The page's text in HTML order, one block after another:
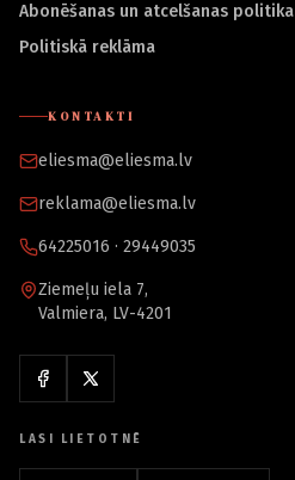
Abonēšanas un atcelšanas politika
Politiskā reklāma
KONTAKTI
eliesma@eliesma.lv
reklama@eliesma.lv
64225016 · 29449035
Ziemeļu iela 7,
Valmiera, LV-4201
LASI LIETOTNĒ